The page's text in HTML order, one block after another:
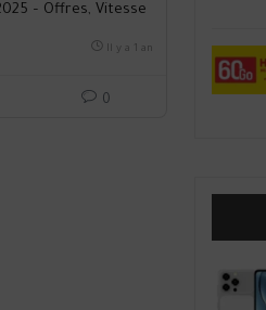
– Offres, Vitesse
Il y a 1 an
0